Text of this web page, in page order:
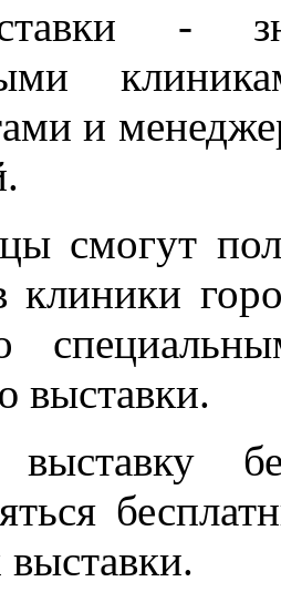
-
и
смогут
выставки.
выставки.